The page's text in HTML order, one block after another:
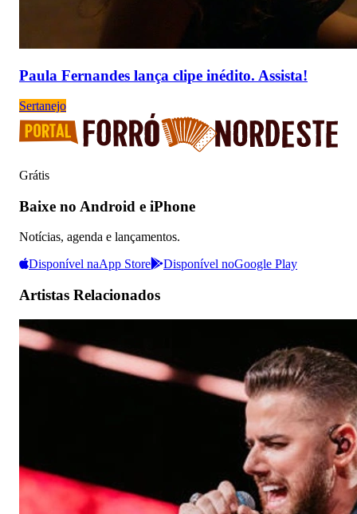
Paula Fernandes lança clipe inédito. Assista!
Sertanejo
Grátis
Baixe no Android e iPhone
Notícias, agenda e lançamentos.
Disponível naApp Store Disponível noGoogle Play
Artistas Relacionados